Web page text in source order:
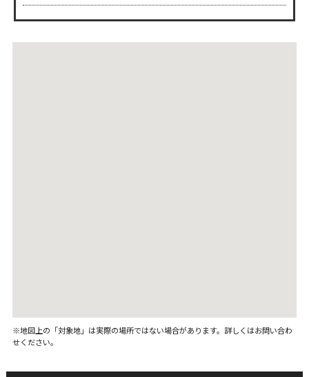
※地図上の「対象地」は実際の場所ではない場合があります。詳しくはお問い合わ
せください。